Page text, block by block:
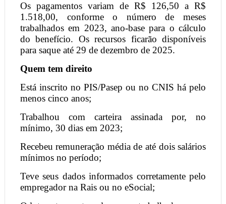
Os pagamentos variam de R$ 126,50 a R$
1.518,00, conforme o número de meses
trabalhados em 2023, ano-base para o cálculo
do benefício. Os recursos ficarão disponíveis
para saque até 29 de dezembro de 2025.
Quem tem direito
Está inscrito no PIS/Pasep ou no CNIS há pelo
menos cinco anos;
Trabalhou com carteira assinada por, no
mínimo, 30 dias em 2023;
Recebeu remuneração média de até dois salários
mínimos no período;
Teve seus dados informados corretamente pelo
empregador na Rais ou no eSocial;